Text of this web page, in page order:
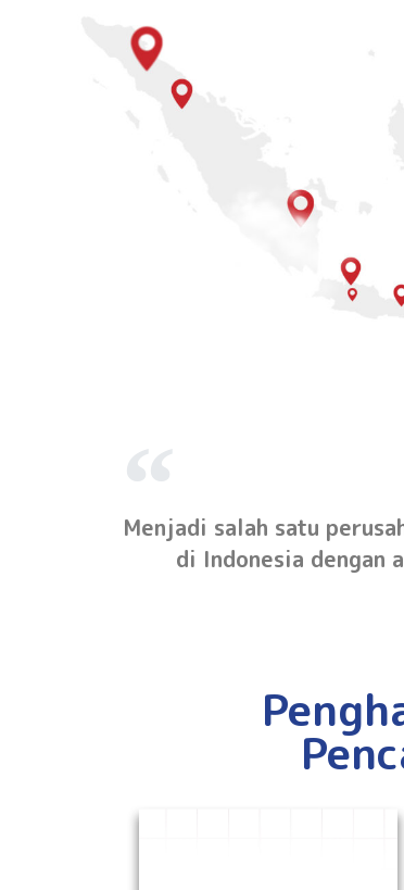
Menjadi salah satu
di Indonesia dengan